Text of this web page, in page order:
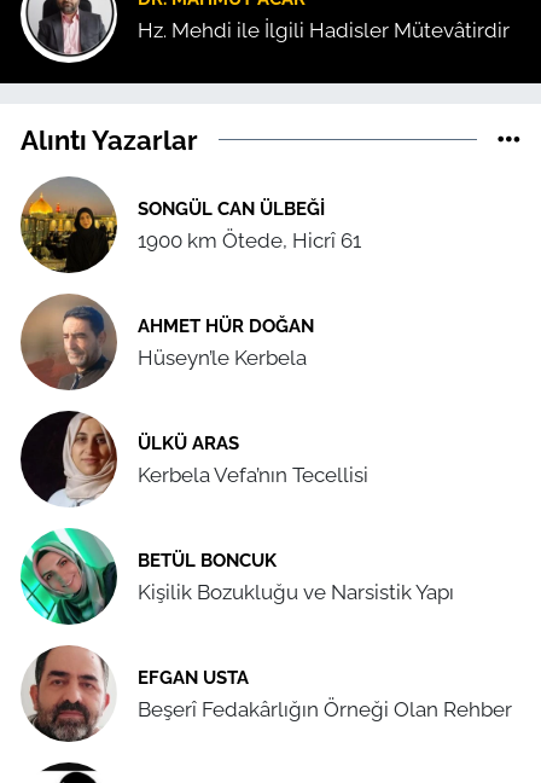
Hz. Mehdi ile İlgili Hadisler Mütevâtirdir
Alıntı Yazarlar
SONGÜL CAN ÜLBEĞI
1900 km Ötede, Hicrî 61
AHMET HÜR DOĞAN
Hüseyn’le Kerbela
ÜLKÜ ARAS
Kerbela Vefa’nın Tecellisi
BETÜL BONCUK
Kişilik Bozukluğu ve Narsistik Yapı
EFGAN USTA
Beşerî Fedakârlığın Örneği Olan Rehber